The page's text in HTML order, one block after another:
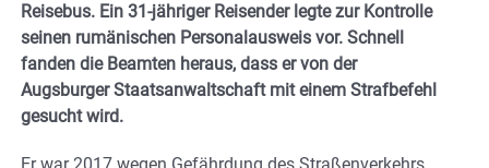
Reisebus. Ein 31-jähriger Reisender legte zur Kontrolle
seinen rumänischen Personalausweis vor. Schnell
fanden die Beamten heraus, dass er von der
Augsburger Staatsanwaltschaft mit einem Strafbefehl
gesucht wird.